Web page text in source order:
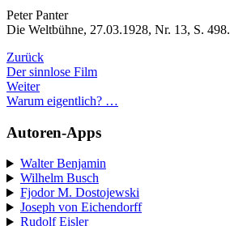
Peter Panter
Die Weltbühne, 27.03.1928, Nr. 13, S. 498.
Zurück
Der sinnlose Film
Weiter
Warum eigentlich? …
Autoren-Apps
Walter Benjamin
Wilhelm Busch
Fjodor M. Dostojewski
Joseph von Eichendorff
Rudolf Eisler